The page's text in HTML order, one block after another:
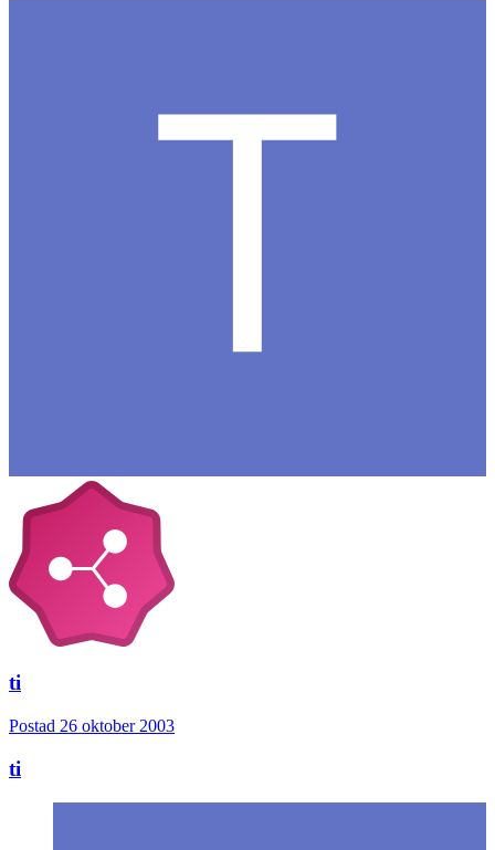
ti
Postad 26 oktober 2003
ti